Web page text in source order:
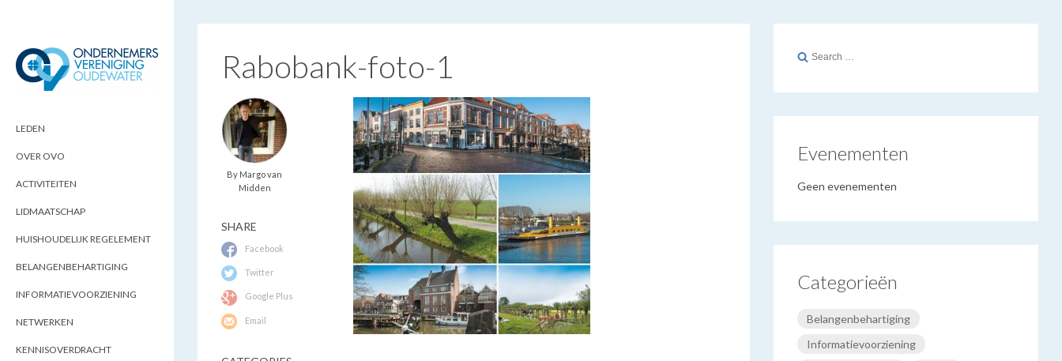
LEDEN
OVER OVO
ACTIVITEITEN
LIDMAATSCHAP
HUISHOUDELIJK REGELEMENT
BELANGENBEHARTIGING
INFORMATIEVOORZIENING
NETWERKEN
KENNISOVERDRACHT
Rabobank-foto-1
By Margo van
Midden
SHARE
Facebook
Twitter
Google Plus
Email
Search
Evenementen
Geen evenementen
Categorieën
Belangenbehartiging
Informatievoorziening